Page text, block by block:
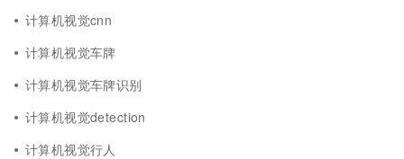
计算机视觉cnn
计算机视觉车牌
计算机视觉车牌识别
计算机视觉detection
计算机视觉行人